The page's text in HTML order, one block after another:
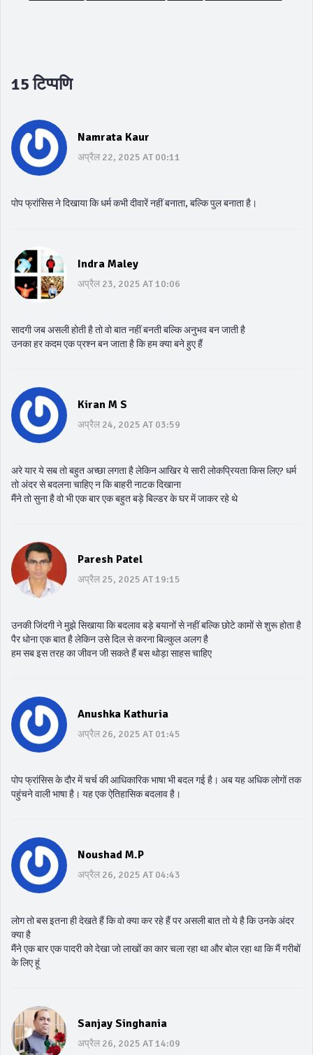
15 टिप्पणि
Namrata Kaur
अप्रैल 22, 2025 AT 00:11
पोप फ्रांसिस ने दिखाया कि धर्म कभी दीवारें नहीं बनाता, बल्कि पुल बनाता है।
Indra Maley
अप्रैल 23, 2025 AT 10:06
सादगी जब असली होती है तो वो बात नहीं बनती बल्कि अनुभव बन जाती है
उनका हर कदम एक प्रश्न बन जाता है कि हम क्या बने हुए हैं
Kiran M S
अप्रैल 24, 2025 AT 03:59
अरे यार ये सब तो बहुत अच्छा लगता है लेकिन आखिर ये सारी लोकप्रियता किस लिए? धर्म
तो अंदर से बदलना चाहिए न कि बाहरी नाटक दिखाना
मैंने तो सुना है वो भी एक बार एक बहुत बड़े बिल्डर के घर में जाकर रहे थे
Paresh Patel
अप्रैल 25, 2025 AT 19:15
उनकी जिंदगी ने मुझे सिखाया कि बदलाव बड़े बयानों से नहीं बल्कि छोटे कामों से शुरू होता है
पैर धोना एक बात है लेकिन उसे दिल से करना बिल्कुल अलग है
हम सब इस तरह का जीवन जी सकते हैं बस थोड़ा साहस चाहिए
Anushka Kathuria
अप्रैल 26, 2025 AT 01:45
पोप फ्रांसिस के दौर में चर्च की आधिकारिक भाषा भी बदल गई है। अब यह अधिक लोगों तक
पहुंचने वाली भाषा है। यह एक ऐतिहासिक बदलाव है।
Noushad M.P
अप्रैल 26, 2025 AT 04:43
लोग तो बस इतना ही देखते हैं कि वो क्या कर रहे हैं पर असली बात तो ये है कि उनके अंदर
क्या है
मैंने एक बार एक पादरी को देखा जो लाखों का कार चला रहा था और बोल रहा था कि मैं गरीबों
के लिए हूं
Sanjay Singhania
अप्रैल 26, 2025 AT 14:09